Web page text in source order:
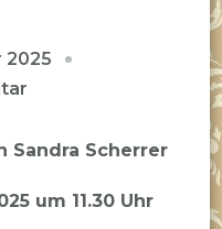
2025
zu
Zwillinge
sind
Sandra Scherrer
um 11.30 Uhr